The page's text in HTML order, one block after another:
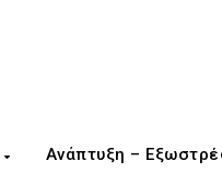
Ανάπτυξη –